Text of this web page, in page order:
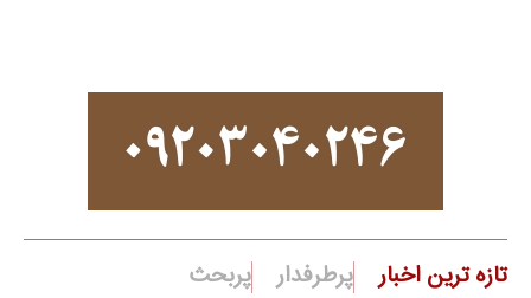
تازه ترین اخبار پرطرفدار پربحث